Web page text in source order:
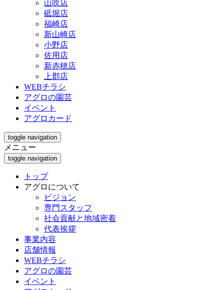
山吹店
砥堀店
福崎店
新山崎店
小野店
佐用店
新赤穂店
上郡店
WEBチラシ
アグロの園芸
イベント
アグロカード
toggle navigation
メニュー
toggle navigation
トップ
アグロについて
ビジョン
専門スタッフ
社会貢献と地域密着
代表挨拶
事業内容
店舗情報
WEBチラシ
アグロの園芸
イベント